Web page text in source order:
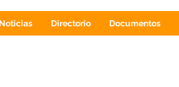
Noticias Directorio Documentos